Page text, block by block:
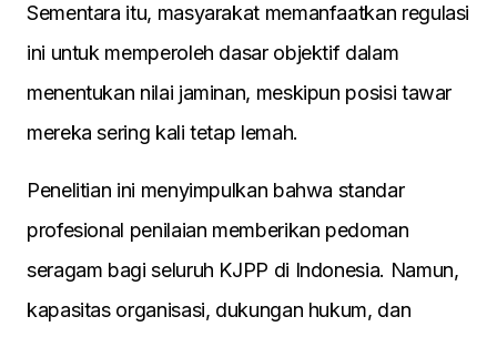
Sementara itu, masyarakat memanfaatkan regulasi
ini untuk memperoleh dasar objektif dalam
menentukan nilai jaminan, meskipun posisi tawar
mereka sering kali tetap lemah.
Penelitian ini menyimpulkan bahwa standar
profesional penilaian memberikan pedoman
seragam bagi seluruh KJPP di Indonesia. Namun,
kapasitas organisasi, dukungan hukum, dan